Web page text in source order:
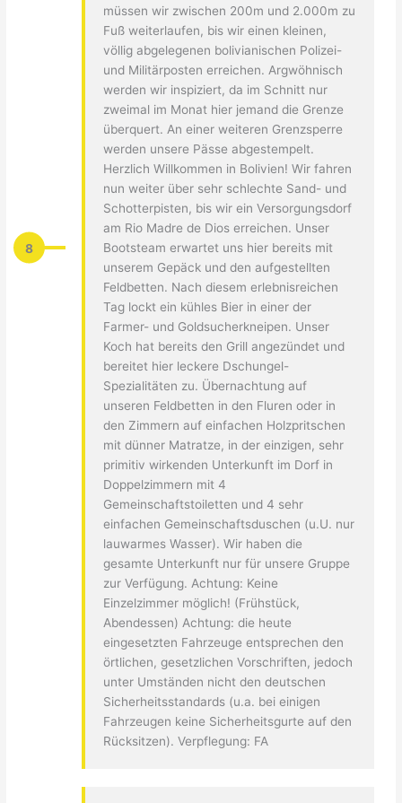
8
müssen wir zwischen 200m und 2.000m zu
Fuß weiterlaufen, bis wir einen kleinen,
völlig abgelegenen bolivianischen Polizei-
und Militärposten erreichen. Argwöhnisch
werden wir inspiziert, da im Schnitt nur
zweimal im Monat hier jemand die Grenze
überquert. An einer weiteren Grenzsperre
werden unsere Pässe abgestempelt.
Herzlich Willkommen in Bolivien! Wir fahren
nun weiter über sehr schlechte Sand- und
Schotterpisten, bis wir ein Versorgungsdorf
am Rio Madre de Dios erreichen. Unser
Bootsteam erwartet uns hier bereits mit
unserem Gepäck und den aufgestellten
Feldbetten. Nach diesem erlebnisreichen
Tag lockt ein kühles Bier in einer der
Farmer- und Goldsucherkneipen. Unser
Koch hat bereits den Grill angezündet und
bereitet hier leckere Dschungel-
Spezialitäten zu. Übernachtung auf
unseren Feldbetten in den Fluren oder in
den Zimmern auf einfachen Holzpritschen
mit dünner Matratze, in der einzigen, sehr
primitiv wirkenden Unterkunft im Dorf in
Doppelzimmern mit 4
Gemeinschaftstoiletten und 4 sehr
einfachen Gemeinschaftsduschen (u.U. nur
lauwarmes Wasser). Wir haben die
gesamte Unterkunft nur für unsere Gruppe
zur Verfügung. Achtung: Keine
Einzelzimmer möglich! (Frühstück,
Abendessen) Achtung: die heute
eingesetzten Fahrzeuge entsprechen den
örtlichen, gesetzlichen Vorschriften, jedoch
unter Umständen nicht den deutschen
Sicherheitsstandards (u.a. bei einigen
Fahrzeugen keine Sicherheitsgurte auf den
Rücksitzen). Verpflegung: FA